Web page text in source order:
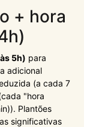
+ hora
5h) para
adicional
(a cada 7
"hora
Plantões
significativas